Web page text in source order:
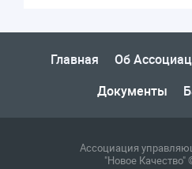
Главная Об
Документы
Ассоциация
"Новое Качество"